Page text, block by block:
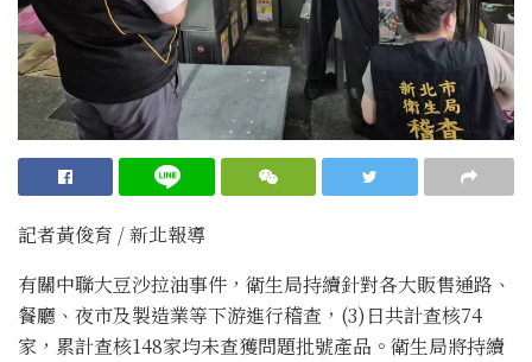
記者黃俊育 / 新北報導
有關中聯大豆沙拉油事件，衛生局持續針對各大販售通路、
餐廳、夜市及製造業等下游進行稽查，(3)日共計查核74
家，累計查核148家均未查獲問題批號產品。衛生局將持續